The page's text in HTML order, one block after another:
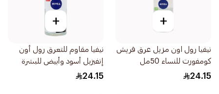
+
نيفيا رول اون مزيل عرق فريش
كومفورت للنساء 50مل
24.15
+
نيفيا مقاوم للتعرق رول أون
إنفيزبل أسود وأبيض للبشرة
الحساسة للنساء 50مل
24.15